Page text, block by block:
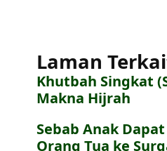
Laman
Khutbah Singkat
Makna Hijrah
Sebab Anak
Orang Tua ke